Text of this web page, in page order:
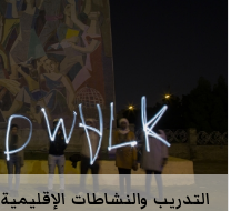
التدريب والنشاطات الإقليمية